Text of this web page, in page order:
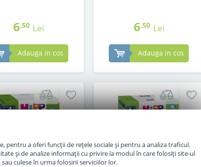
6,50 Lei
Adauga in cos
6,50 Lei
Adauga in cos
a oferi funcții de rețele sociale și pentru a analiza traficul.
și de analize informații cu privire la modul în care folosiți site-ul
culese în urma folosirii serviciilor lor.